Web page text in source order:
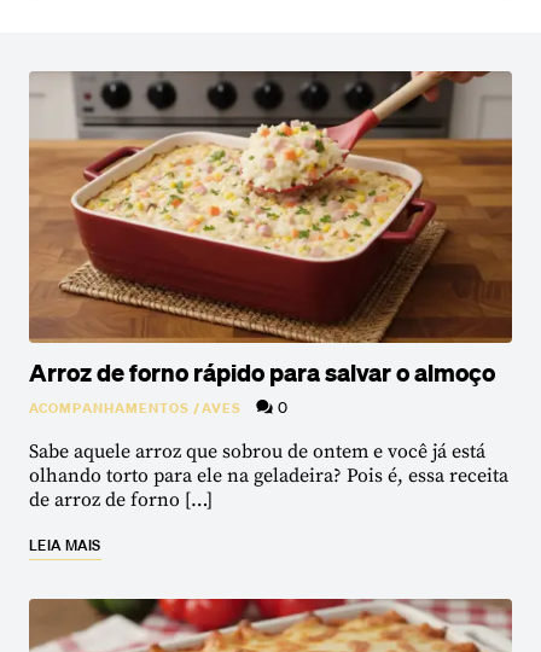
Arroz de forno rápido para salvar o almoço
ACOMPANHAMENTOS /AVES 0
Sabe aquele arroz que sobrou de ontem e você já está
olhando torto para ele na geladeira? Pois é, essa receita
de arroz de forno […]
LEIA MAIS